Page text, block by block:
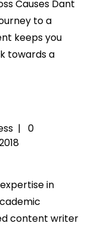
Causes Dant
to a
keeps you
towards a
| 0
in
content writer